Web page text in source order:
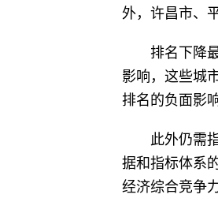
外，许昌市、
排名下降
影响，这些城
排名的负面影
此外仍需
据和指标体系
经济综合竞争